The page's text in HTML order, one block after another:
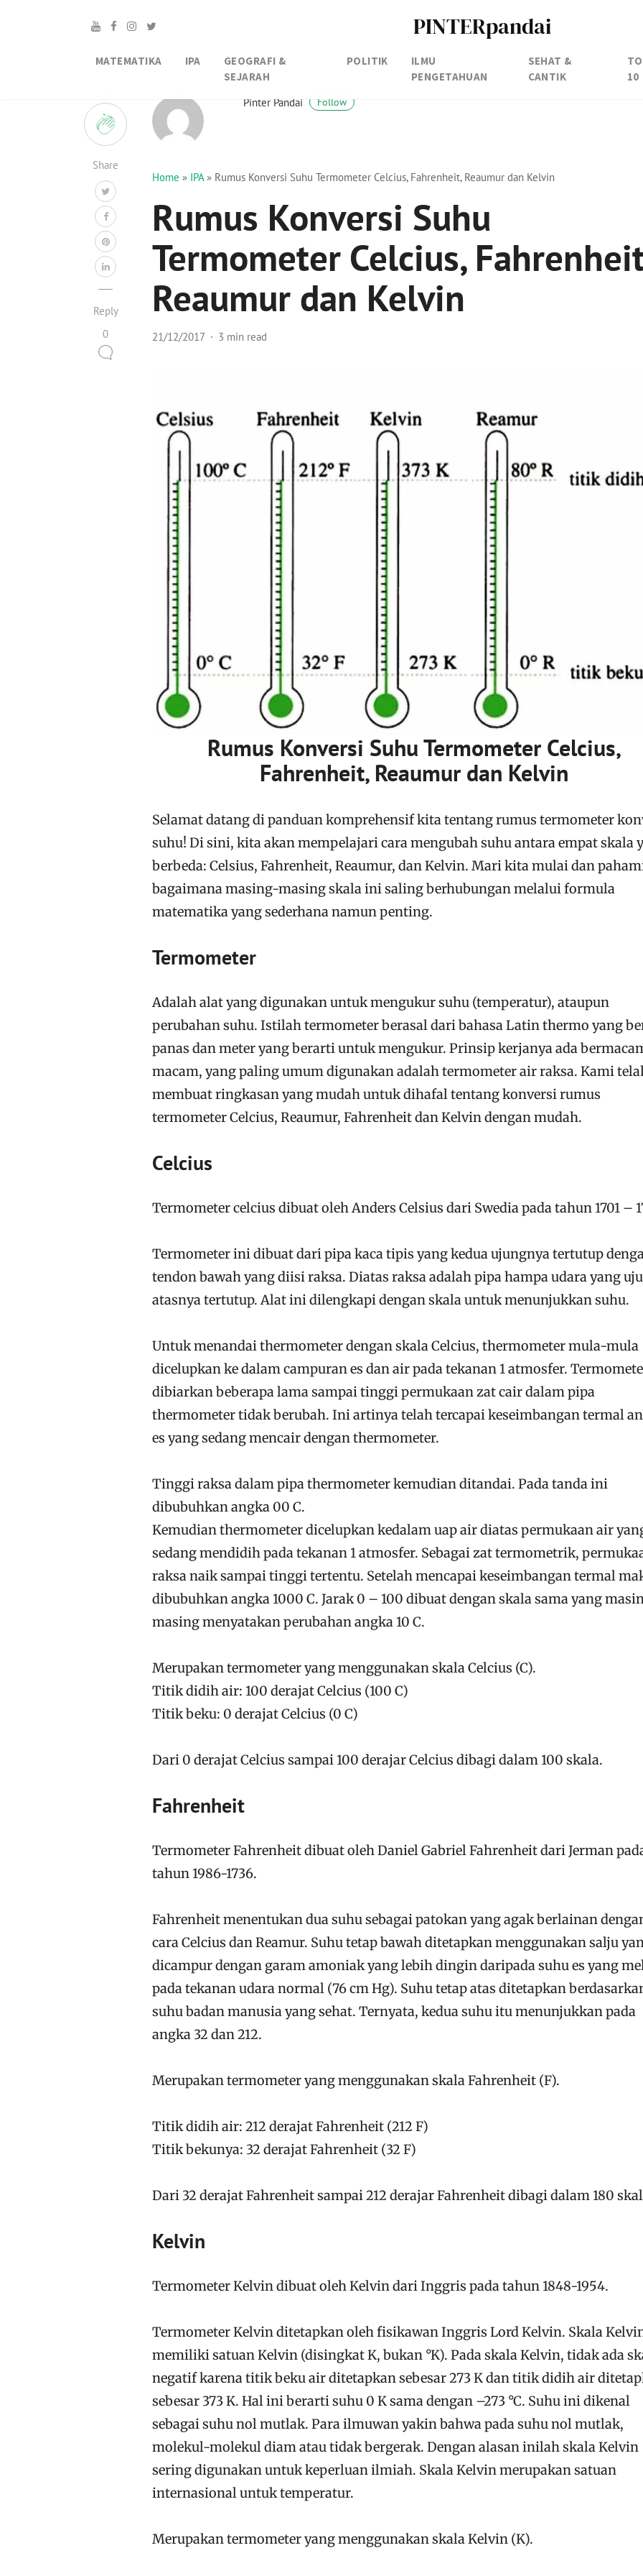
PINTERpandai
MATEMATIKA IPA
GEOGRAFI &
SEJARAH
POLITIK
ILMU
PENGETAHUAN
SEHAT &
CANTIK
10
Share
Reply
0
Pinter Pandai Follow
Home » IPA» Rumus Konversi Suhu Termometer Celcius, Fahrenheit, Reaumur dan Kelvin
Rumus Konversi Suhu
Termometer Celcius,
Reaumur dan Kelvin
21/12/2017 3 min read
Rumus Konversi Suhu Termometer Celcius,
Fahrenheit, Reaumur dan Kelvin
Selamat datang di panduan komprehensif kita tentang rumus termometer
suhu! Di sini, kita akan mempelajari cara mengubah suhu antara empat skala
berbeda: Celsius, Fahrenheit, Reaumur, dan Kelvin. Mari kita mulai dan
bagaimana masing-masing skala ini saling berhubungan melalui formula
matematika yang sederhana namun penting.
Termometer
Adalah alat yang digunakan untuk mengukur suhu (temperatur), ataupun
perubahan suhu. Istilah termometer berasal dari bahasa Latin thermo yang
panas dan meter yang berarti untuk mengukur. Prinsip kerjanya ada
macam, yang paling umum digunakan adalah termometer air raksa. Kami
membuat ringkasan yang mudah untuk dihafal tentang konversi rumus
termometer Celcius, Reaumur, Fahrenheit dan Kelvin dengan mudah.
Celcius
Termometer celcius dibuat oleh Anders Celsius dari Swedia pada tahun 1701 –
Termometer ini dibuat dari pipa kaca tipis yang kedua ujungnya tertutup
tendon bawah yang diisi raksa. Diatas raksa adalah pipa hampa udara yang
atasnya tertutup. Alat ini dilengkapi dengan skala untuk menunjukkan suhu.
Untuk menandai thermometer dengan skala Celcius, thermometer mula-mula
dicelupkan ke dalam campuran es dan air pada tekanan 1 atmosfer.
dibiarkan beberapa lama sampai tinggi permukaan zat cair dalam pipa
thermometer tidak berubah. Ini artinya telah tercapai keseimbangan termal
es yang sedang mencair dengan thermometer.
Tinggi raksa dalam pipa thermometer kemudian ditandai. Pada tanda ini
dibubuhkan angka 00 C.
Kemudian thermometer dicelupkan kedalam uap air diatas permukaan air
sedang mendidih pada tekanan 1 atmosfer. Sebagai zat termometrik,
raksa naik sampai tinggi tertentu. Setelah mencapai keseimbangan termal
dibubuhkan angka 1000 C. Jarak 0 – 100 dibuat dengan skala sama yang
masing menyatakan perubahan angka 10 C.
Merupakan termometer yang menggunakan skala Celcius (C).
Titik didih air: 100 derajat Celcius (100 C)
Titik beku: 0 derajat Celcius (0 C)
Dari 0 derajat Celcius sampai 100 derajar Celcius dibagi dalam 100 skala.
Fahrenheit
Termometer Fahrenheit dibuat oleh Daniel Gabriel Fahrenheit dari Jerman
tahun 1986-1736.
Fahrenheit menentukan dua suhu sebagai patokan yang agak berlainan
cara Celcius dan Reamur. Suhu tetap bawah ditetapkan menggunakan salju
dicampur dengan garam amoniak yang lebih dingin daripada suhu es yang
pada tekanan udara normal (76 cm Hg). Suhu tetap atas ditetapkan
suhu badan manusia yang sehat. Ternyata, kedua suhu itu menunjukkan pada
angka 32 dan 212.
Merupakan termometer yang menggunakan skala Fahrenheit (F).
Titik didih air: 212 derajat Fahrenheit (212 F)
Titik bekunya: 32 derajat Fahrenheit (32 F)
Dari 32 derajat Fahrenheit sampai 212 derajar Fahrenheit dibagi dalam 180
Kelvin
Termometer Kelvin dibuat oleh Kelvin dari Inggris pada tahun 1848-1954.
Termometer Kelvin ditetapkan oleh fisikawan Inggris Lord Kelvin. Skala
memiliki satuan Kelvin (disingkat K, bukan °K). Pada skala Kelvin, tidak ada
negatif karena titik beku air ditetapkan sebesar 273 K dan titik didih air
sebesar 373 K. Hal ini berarti suhu 0 K sama dengan –273 °C. Suhu ini dikenal
sebagai suhu nol mutlak. Para ilmuwan yakin bahwa pada suhu nol mutlak,
molekul-molekul diam atau tidak bergerak. Dengan alasan inilah skala Kelvin
sering digunakan untuk keperluan ilmiah. Skala Kelvin merupakan satuan
internasional untuk temperatur.
Merupakan termometer yang menggunakan skala Kelvin (K).